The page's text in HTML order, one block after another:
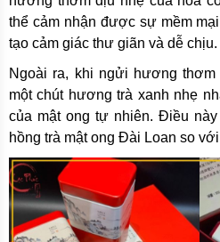
thể cảm nhận được sự mềm
tạo cảm giác thư giãn và dễ chịu.
Ngoài ra, khi ngửi hương
một chút hương trà xanh nhẹ
của mật ong tự nhiên. Điều
hồng trà mật ong Đài Loan so